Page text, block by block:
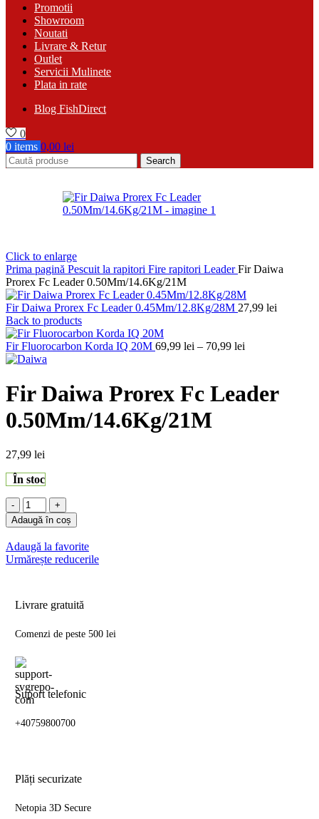
Promotii
Showroom
Noutati
Livrare & Retur
Outlet
Servicii Mulinete
Plata in rate
Blog FishDirect
0
0 items 0,00 lei
Search
Click to enlarge
Prima pagină Pescuit la rapitori Fire rapitori LeaderFir Daiwa
Prorex Fc Leader 0.50Mm/14.6Kg/21M
Fir Daiwa Prorex Fc Leader 0.45Mm/12.8Kg/28M 27,99 lei
Back to products
Fir Fluorocarbon Korda IQ 20M 69,99 lei – 70,99 lei
69,99 lei
până
Fir Daiwa Prorex Fc Leader
0.50Mm/14.6Kg/21M
27,99 lei
În stoc
Cantitate
Fir
Daiwa
Prorex
Fc
Leader
Adaugă în coș
Adaugă la favorite
Urmărește reducerile
Livrare gratuită
Comenzi de peste 500 lei
Suport telefonic
+40759800700
Plăți securizate
Netopia 3D Secure